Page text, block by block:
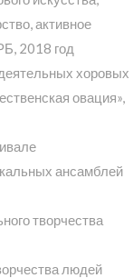
активное
2018 год
хоровых
овация»,
ансамблей
творчества
людей